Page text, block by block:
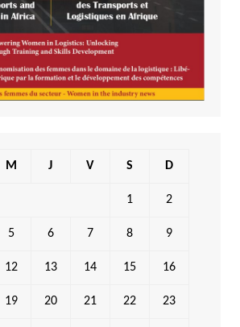
M J V S D
1 2
5 6 7 8 9
12 13 14 15 16
19 20 21 22 23